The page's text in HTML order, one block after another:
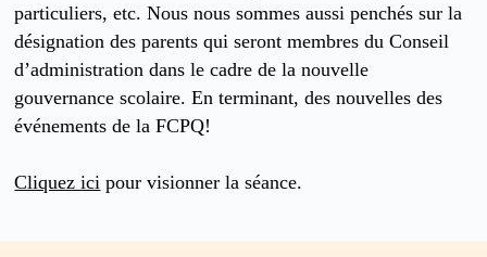
particuliers, etc. Nous nous sommes aussi penchés sur la
désignation des parents qui seront membres du Conseil
d’administration dans le cadre de la nouvelle
gouvernance scolaire. En terminant, des nouvelles des
événements de la FCPQ!
Cliquez ici pour visionner la séance.